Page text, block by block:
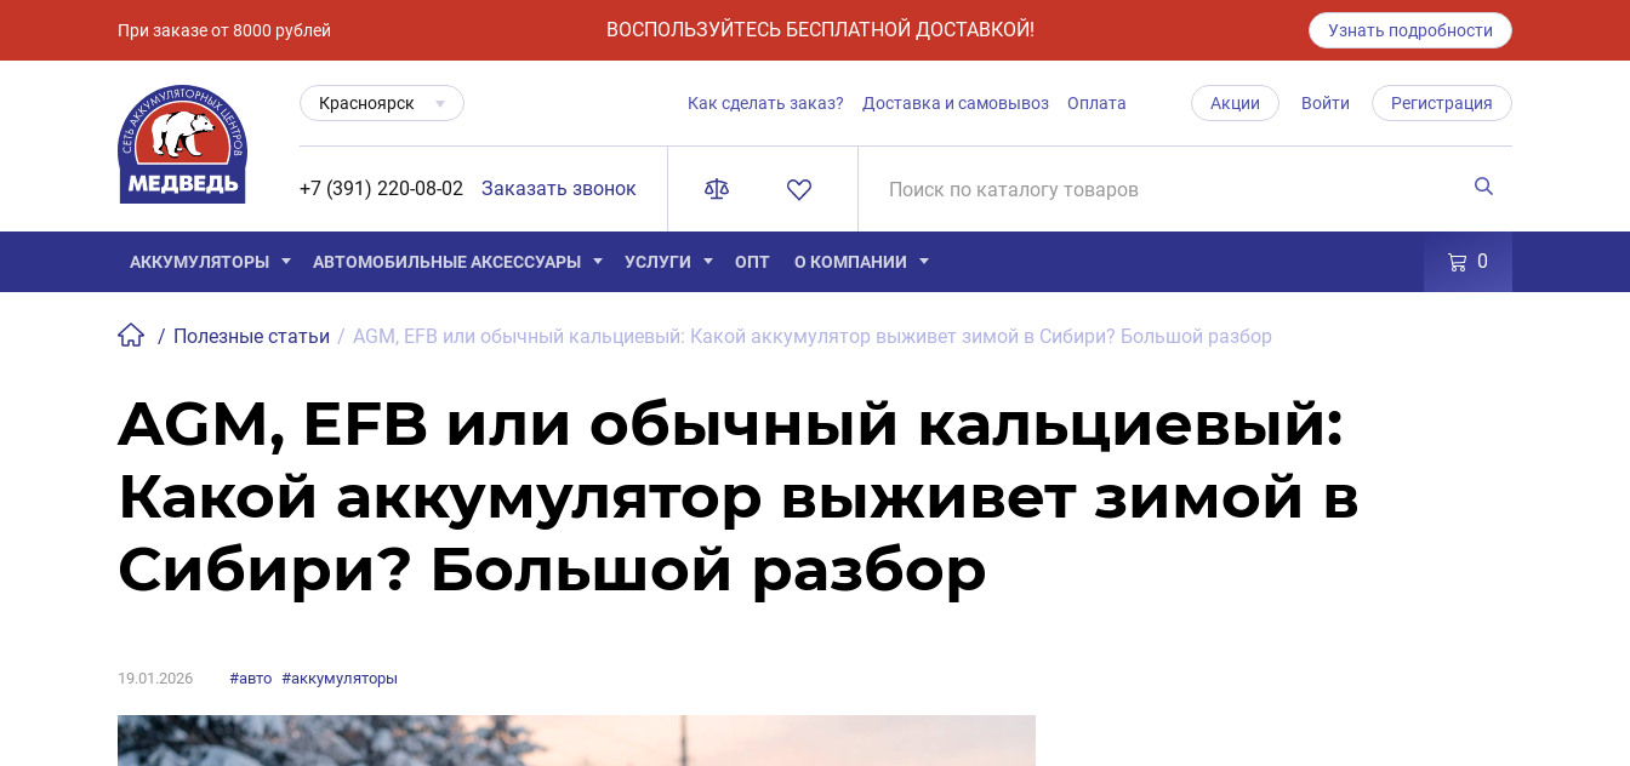
При заказе от 8000 рублей ВОСПОЛЬЗУЙТЕСЬ БЕСПЛАТНОЙ ДОСТАВКОЙ! Узнать подробности
Красноярск Как сделать заказ? Доставка и самовывоз Оплата Акции Войти Регистрация
+7 (391) 220-08-02 Заказать звонок
АККУМУЛЯТОРЫ АВТОМОБИЛЬНЫЕ АКСЕССУАРЫ УСЛУГИ ОПТ О КОМПАНИИ 0
/ Полезные статьи / AGM, EFB или обычный кальциевый: Какой аккумулятор выживет зимой в Сибири? Большой разбор
AGM, EFB или обычный кальциевый:
Какой аккумулятор выживет зимой в
Сибири? Большой разбор
19.01.2026 #авто #аккумуляторы